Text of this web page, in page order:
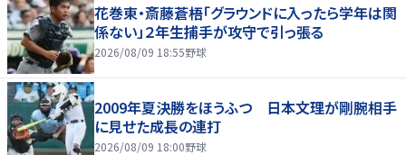
花巻東・斎藤蒼梧「グラウンドに入ったら学年は関
係ない」２年生捕手が攻守で引っ張る
2026/08/09 18:55野球
2009年夏決勝をほうふつ 日本文理が剛腕相手
に見せた成長の連打
2026/08/09 18:00野球